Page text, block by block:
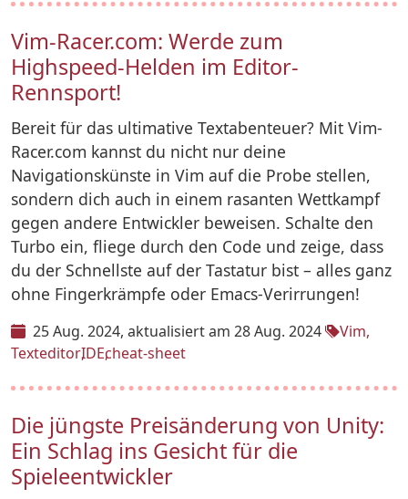
Vim-Racer.com: Werde zum
Highspeed-Helden im Editor-
Rennsport!
Bereit für das ultimative Textabenteuer? Mit Vim-
Racer.com kannst du nicht nur deine
Navigationskünste in Vim auf die Probe stellen,
sondern dich auch in einem rasanten Wettkampf
gegen andere Entwickler beweisen. Schalte den
Turbo ein, fliege durch den Code und zeige, dass
du der Schnellste auf der Tastatur bist – alles ganz
ohne Fingerkrämpfe oder Emacs-Verirrungen!
25 Aug. 2024 aktualisiert am 28 Aug. 2024
Vim
TexteditorIDEcheat-sheet
Die jüngste Preisänderung von Unity:
Ein Schlag ins Gesicht für die
Spieleentwickler